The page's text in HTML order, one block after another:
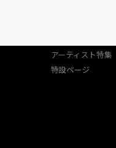
アーティスト特集
特設ページ